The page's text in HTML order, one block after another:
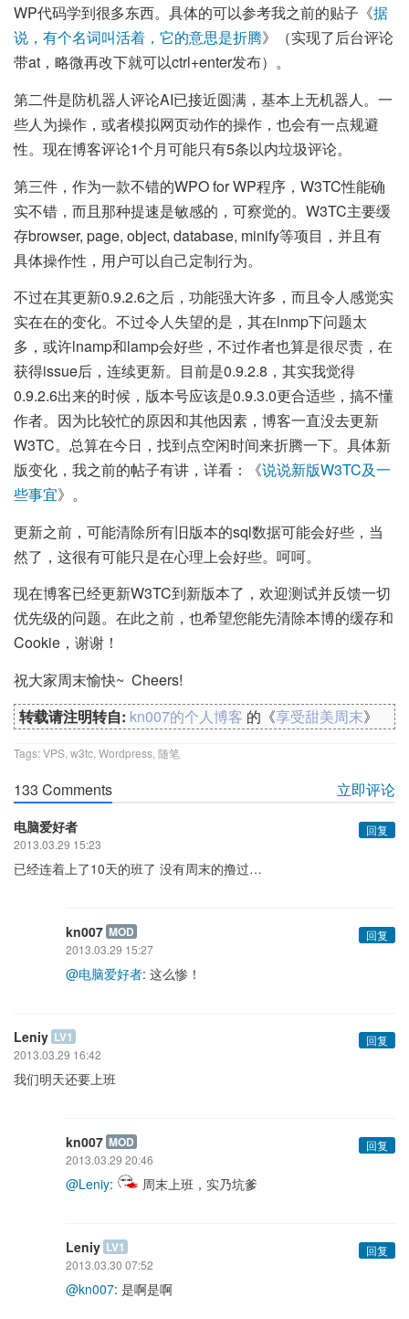
WP代码学到很多东西。具体的可以参考我之前的贴子《据
说，有个名词叫活着，它的意思是折腾》（实现了后台评论
带at，略微再改下就可以ctrl+enter发布）。
第二件是防机器人评论AI已接近圆满，基本上无机器人。一
些人为操作，或者模拟网页动作的操作，也会有一点规避
性。现在博客评论1个月可能只有5条以内垃圾评论。
第三件，作为一款不错的WPO for WP程序，W3TC性能确
实不错，而且那种提速是敏感的，可察觉的。W3TC主要缓
存browser, page, object, database, minify等项目，并且有
具体操作性，用户可以自己定制行为。
不过在其更新0.9.2.6之后，功能强大许多，而且令人感觉实
实在在的变化。不过令人失望的是，其在lnmp下问题太
多，或许lnamp和lamp会好些，不过作者也算是很尽责，在
获得issue后，连续更新。目前是0.9.2.8，其实我觉得
0.9.2.6出来的时候，版本号应该是0.9.3.0更合适些，搞不懂
作者。因为比较忙的原因和其他因素，博客一直没去更新
W3TC。总算在今日，找到点空闲时间来折腾一下。具体新
版变化，我之前的帖子有讲，详看：《说说新版W3TC及一
些事宜》。
更新之前，可能清除所有旧版本的sql数据可能会好些，当
然了，这很有可能只是在心理上会好些。呵呵。
现在博客已经更新W3TC到新版本了，欢迎测试并反馈一切
优先级的问题。在此之前，也希望您能先清除本博的缓存和
Cookie，谢谢！
祝大家周末愉快~ Cheers!
转载请注明转自: kn007的个人博客 的《享受甜美周末》
Tags:VPS,w3tc,Wordpress,随笔
133 Comments 立即评论
电脑爱好者
回复
2013.03.29 15:23
已经连着上了10天的班了 没有周末的撸过…
kn007 MOD
回复
2013.03.29 15:27
@电脑爱好者: 这么惨！
Leniy LV1
回复
2013.03.29 16:42
我们明天还要上班
kn007 MOD
回复
2013.03.29 20:46
@Leniy: 周末上班，实乃坑爹
Leniy LV1
回复
2013.03.30 07:52
@kn007: 是啊是啊